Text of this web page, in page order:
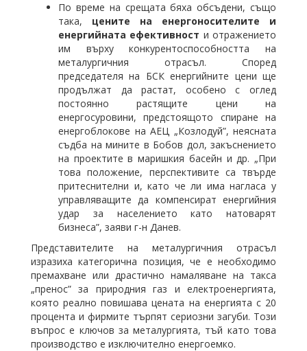
По време на срещата бяха обсъдени, също
така, цените на енергоносителите и
енергийната ефективност и отражението
им върху конкурентоспособността на
металургичния отрасъл. Според
председателя на БСК енергийните цени ще
продължат да растат, особено с оглед
постоянно растящите цени на
енергосуровини, предстоящото спиране на
енергоблокове на АЕЦ „Козлодуй”, неясната
съдба на мините в Бобов дол, закъснението
на проектите в маришкия басейн и др. „При
това положение, перспективите са твърде
притеснителни и, като че ли има нагласа у
управляващите да компенсират енергийния
удар за населението като натоварят
бизнеса”, заяви г-н Данев.
Представителите на металургичния отрасъл
изразиха категорична позиция, че е необходимо
премахване или драстично намаляване на такса
„пренос” за природния газ и електроенергията,
която реално повишава цената на енергията с 20
процента и фирмите търпят сериозни загуби. Този
въпрос е ключов за металургията, тъй като това
производство е изключително енергоемко.